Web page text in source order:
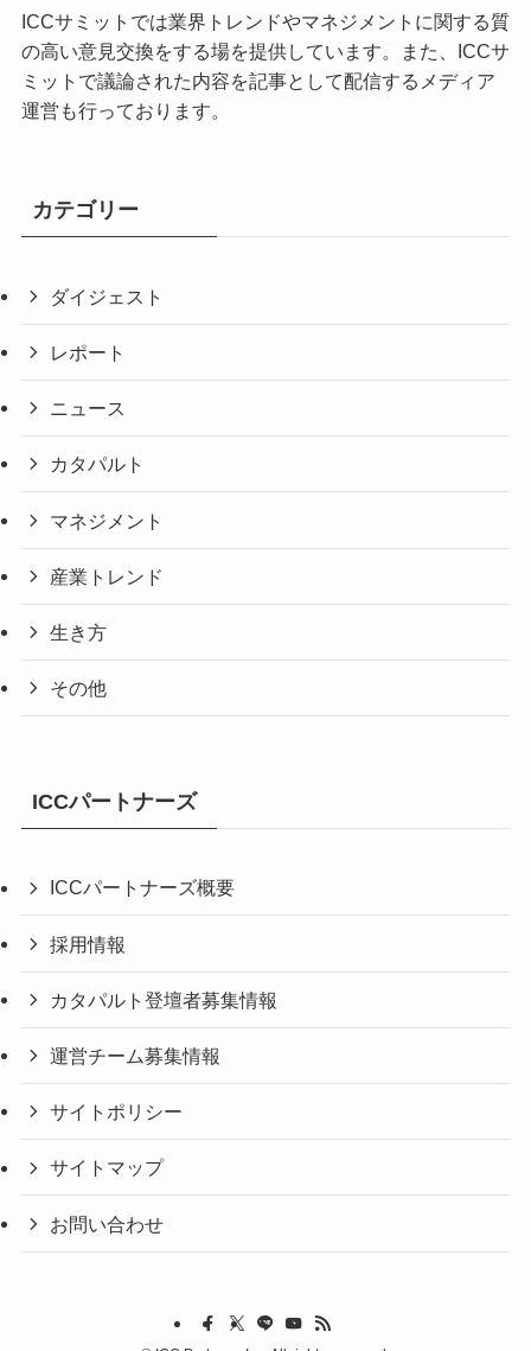
ICCサミットでは業界トレンドやマネジメントに関する質
の高い意見交換をする場を提供しています。また、ICCサ
ミットで議論された内容を記事として配信するメディア
運営も行っております。
カテゴリー
ダイジェスト
レポート
ニュース
カタパルト
マネジメント
産業トレンド
生き方
その他
ICCパートナーズ
ICCパートナーズ概要
採用情報
カタパルト登壇者募集情報
運営チーム募集情報
サイトポリシー
サイトマップ
お問い合わせ